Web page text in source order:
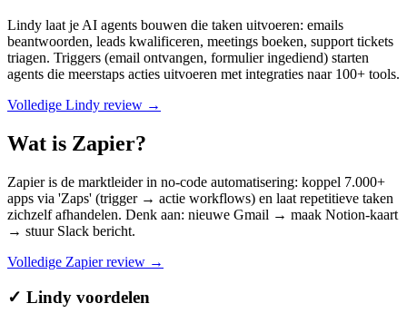
Lindy laat je AI agents bouwen die taken uitvoeren: emails
beantwoorden, leads kwalificeren, meetings boeken, support tickets
triagen. Triggers (email ontvangen, formulier ingediend) starten
agents die meerstaps acties uitvoeren met integraties naar 100+ tools.
Volledige Lindy review →
Wat is Zapier?
Zapier is de marktleider in no-code automatisering: koppel 7.000+
apps via 'Zaps' (trigger → actie workflows) en laat repetitieve taken
zichzelf afhandelen. Denk aan: nieuwe Gmail → maak Notion-kaart
→ stuur Slack bericht.
Volledige Zapierreview →
✓ Lindy voordelen